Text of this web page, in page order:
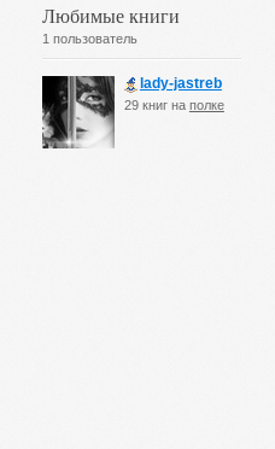
Любимые книги
1 пользователь
lady-jastreb
29 книг на полке